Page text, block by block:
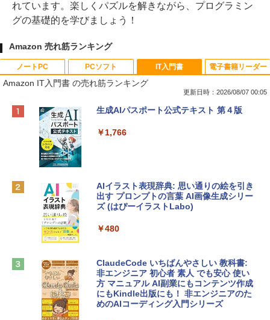
れています。楽しくパズルを解きながら、プログラミン
グの基礎的を学びましょう！
Amazon 売れ筋ランキング
ノートPC
Apple 2026 MacBook Neo A18 Proチッ
e Intelligence、Liquid Retinaディスプ
￥162,598
tomtoc 360°保護 15.6 16インチ パソコ
￥2,952
Apple 2026 MacBook Air M5チップ搭載
PCソフト
Robloxギフトカード - 800 Robux 【限
インゲームコード】 ロブロックス | オン
Robloxギフトカード - 2,000 Robux 【限
定バーチャルアイテムを含む】 【オンラ
ラインコード版
Microsoft Office Home & Business 202
4(最新 永続版)|オンラインコード版|Wind
ows11、10/mac対応|PC2台
IT入門書
Amazon IT入門書 の売れ筋ランキング
更新日時：2026/08/07 00:05
生成AIパスポート公式テキスト 第４版
￥1,766
AIイラスト表現辞典: 思い通りの絵を引き
出す プロンプトの言葉 AI画像生成シリー
ズ (はぴーイラストLabo)
￥480
ClaudeCode いちばんやさしい 教科書:
非エンジニア 初心者 素人 でも安心 使い
方 マニュアル AI副業にもコンテンツ作成
にもKindle出版にも！ 非エンジニアのた
めのAIコーディング入門シリーズ
電子書籍リーダー